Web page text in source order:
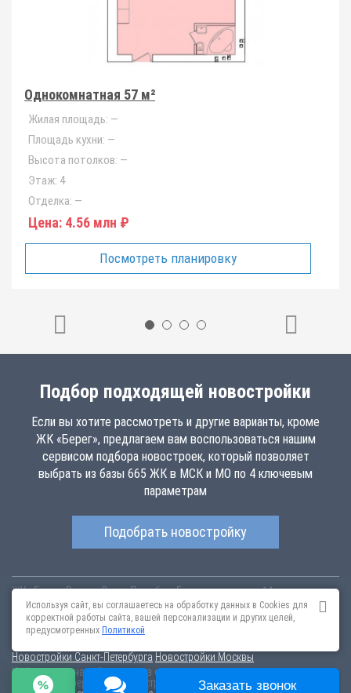
Однокомнатная 57 м²
Жилая площадь: —
Площадь кухни: —
Высота потолков: —
Этаж: 4
Отделка: —
Цена: 4.56 млн ₽
Посмотреть планировку
Подбор подходящей новостройки
Если вы хотите рассмотреть и другие варианты, кроме
ЖК «Берег», предлагаем вам воспользоваться нашим
сервисом подбора новостроек, который позволяет
выбрать из базы 665 ЖК в МСК и МО по 4 ключевым
параметрам
Подобрать новостройку
ЖК «Берег»РоссияСанкт-ПетербургБереговая улица д.1А
bereg.novopoisk.msk.ru Купить квартиру в новом жилом комплексе
«Берег» от «СЭСМА» в Химкинском районе. Квартиры различных
планировок от 4.56 млн рублей!
Новостройки Санкт-Петербурга Новостройки Москвы
Информация на сайте взята из открытых источников, не является
публичной офертой и распространяется для ознакомления.
Используя сайт, вы соглашаетесь на обработку данных в Cookies для
корректной работы сайта, вашей персонализации и других целей,
предусмотренных Политикой
Заказать звонок